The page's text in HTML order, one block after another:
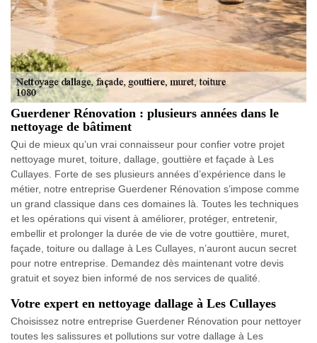
Guerdener Rénovation : plusieurs années dans le
nettoyage de bâtiment
Qui de mieux qu’un vrai connaisseur pour confier votre projet
nettoyage muret, toiture, dallage, gouttière et façade à Les
Cullayes. Forte de ses plusieurs années d’expérience dans le
métier, notre entreprise Guerdener Rénovation s’impose comme
un grand classique dans ces domaines là. Toutes les techniques
et les opérations qui visent à améliorer, protéger, entretenir,
embellir et prolonger la durée de vie de votre gouttière, muret,
façade, toiture ou dallage à Les Cullayes, n’auront aucun secret
pour notre entreprise. Demandez dès maintenant votre devis
gratuit et soyez bien informé de nos services de qualité.
Votre expert en nettoyage dallage à Les Cullayes
Choisissez notre entreprise Guerdener Rénovation pour nettoyer
toutes les salissures et pollutions sur votre dallage à Les